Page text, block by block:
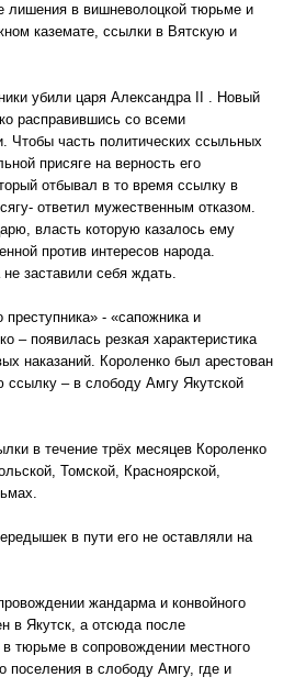
лишения в вишневолоцкой тюрьме и
каземате, ссылки в Вятскую и
убили царя Александра II . Новый
расправившись со всеми
Чтобы часть политических ссыльных
присяге на верность его
отбывал в то время ссылку в
ответил мужественным отказом.
власть которую казалось ему
против интересов народа.
не заставили себя ждать.
преступника» - «сапожника и
– появилась резкая характеристика
наказаний. Короленко был арестован
ссылку – в слободу Амгу Якутской
в течение трёх месяцев Короленко
Томской, Красноярской,
в пути его не оставляли на
жандарма и конвойного
в Якутск, а отсюда после
тюрьме в сопровождении местного
поселения в слободу Амгу, где и